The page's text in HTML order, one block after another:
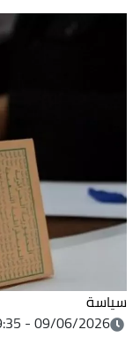
سياسة
09/06/2026 - 09:35